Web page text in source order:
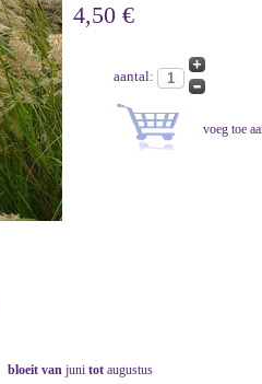
4,50 €
aantal:
bloeit van juni tot augustus